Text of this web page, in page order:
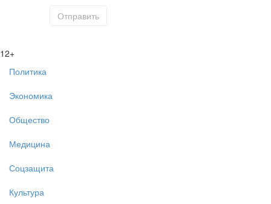
12+
Политика
Экономика
Общество
Медицина
Соцзащита
Культура